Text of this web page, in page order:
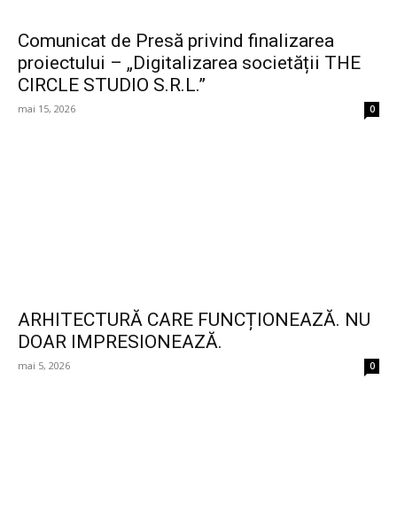
Comunicat de Presă privind finalizarea
proiectului – „Digitalizarea societății THE
CIRCLE STUDIO S.R.L.”
mai 15, 2026 0
ARHITECTURĂ CARE FUNCȚIONEAZĂ. NU
DOAR IMPRESIONEAZĂ.
mai 5, 2026 0